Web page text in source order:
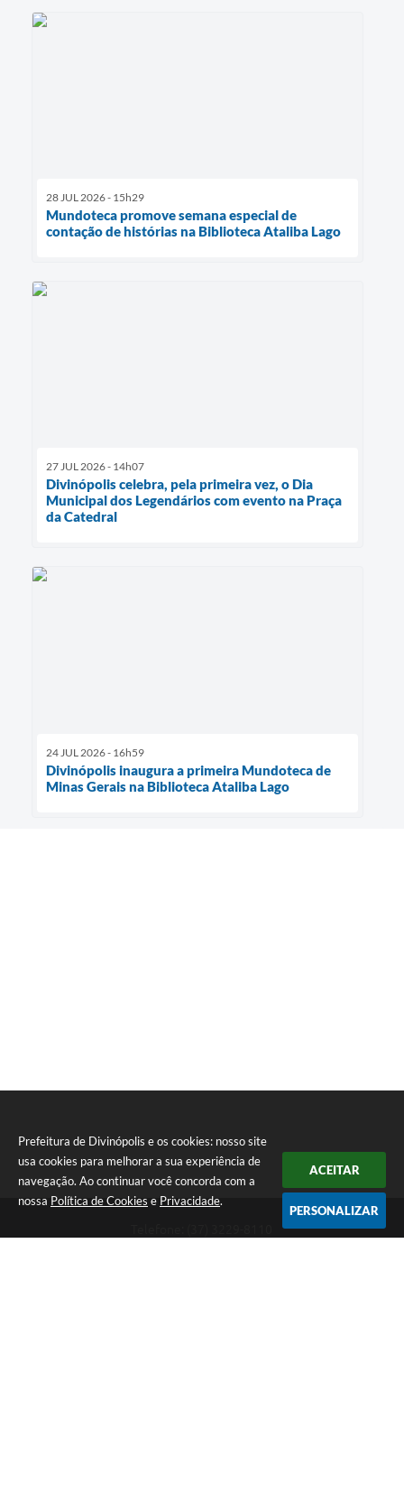
Prefeitura de Divinópolis e os cookies: nosso site
usa cookies para melhorar a sua experiência de
navegação. Ao continuar você concorda com a
nossa Política de Cookies e Privacidade.
ACEITAR
PERSONALIZAR
28 JUL 2026 - 15h29
Mundoteca promove semana especial de
contação de histórias na Biblioteca Ataliba Lago
27 JUL 2026 - 14h07
Divinópolis celebra, pela primeira vez, o Dia
Municipal dos Legendários com evento na Praça
da Catedral
24 JUL 2026 - 16h59
Divinópolis inaugura a primeira Mundoteca de
Minas Gerais na Biblioteca Ataliba Lago